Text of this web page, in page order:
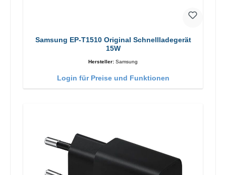
Samsung EP-T1510 Original Schnellladegerät
15W
Hersteller: Samsung
Login für Preise und Funktionen